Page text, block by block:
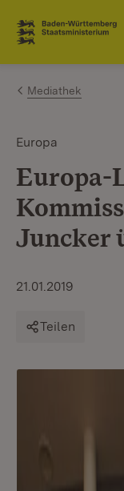
Zum Inhalt
Link zur
Mediathek
Europa
Europa-
Juncker
21.01.2019
Teilen